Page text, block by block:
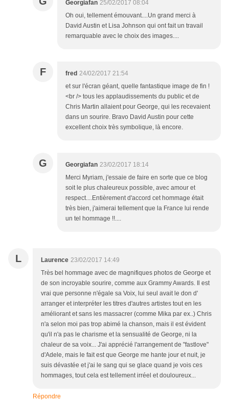
Georgiafan 25/02/2017 08:04
Oh oui, tellement émouvant....Un grand merci à
David Austin et Lisa Johnson qui ont fait un travail
remarquable avec le choix des images....
F fred 24/02/2017 21:54
et sur l'écran géant, quelle fantastique image de fin !
<br /> tous les applaudissements du public et de
Chris Martin allaient pour George, qui les recevaient
dans un sourire. Bravo David Austin pour cette
excellent choix très symbolique, là encore.
G Georgiafan 23/02/2017 18:14
Merci Myriam, j'essaie de faire en sorte que ce blog
soit le plus chaleureux possible, avec amour et
respect....Entièrement d'accord cet hommage était
très bien, j'aimerai tellement que la France lui rende
un tel hommage !!....
L Laurence 23/02/2017 14:49
Très bel hommage avec de magnifiques photos de George et
de son incroyable sourire, comme aux Grammy Awards. Il est
vrai que personne n'égale sa Voix, lui seul avait le don d'
arranger et interpréter les titres d'autres artistes tout en les
améliorant et sans les massacrer (comme Mika par ex..) Chris
n'a selon moi pas trop abimé la chanson, mais il est évident
qu'il n'a pas le charisme et la sensualité de George, ni la
chaleur de sa voix... J'ai apprécié l'arrangement de "fastlove"
d'Adele, mais le fait est que George me hante jour et nuit, je
suis dévastée et j'ai le sang qui se glace quand je vois ces
hommages, tout cela est tellement irréel et douloureux...
Répondre